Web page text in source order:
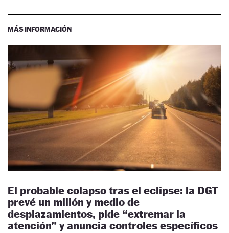
MÁS INFORMACIÓN
El probable colapso tras el eclipse: la DGT
prevé un millón y medio de
desplazamientos, pide “extremar la
atención” y anuncia controles específicos